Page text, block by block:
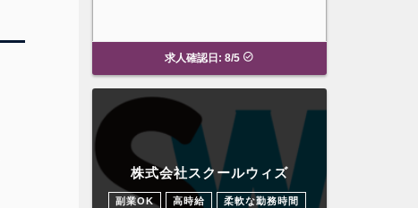
求人確認日: 8/5
株式会社スクールウィズ
副業OK 高時給 柔軟な勤務時間